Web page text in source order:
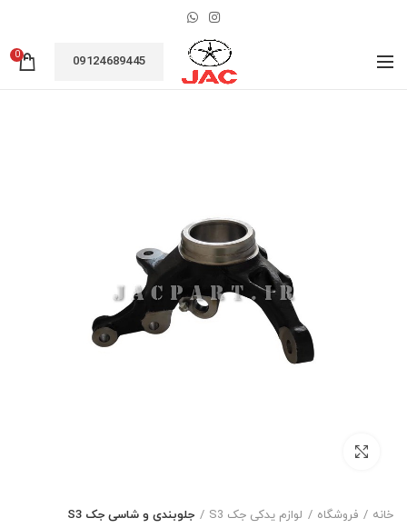
09124689445
0
خانه فروشگاه لوازم یدکی جک S3 جلوبندی و شاسی جک S3